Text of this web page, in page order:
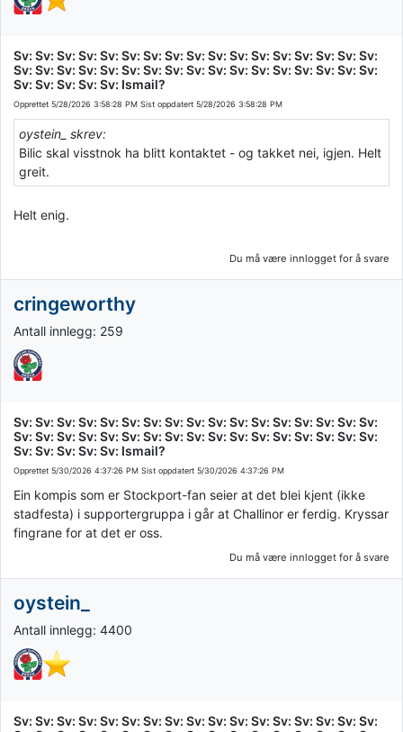
Sv: Sv: Sv: Sv: Sv: Sv: Sv: Sv: Sv: Sv: Sv: Sv: Sv: Sv: Sv: Sv: Sv:
Sv: Sv: Sv: Sv: Sv: Sv: Sv: Sv: Sv: Sv: Sv: Sv: Sv: Sv: Sv: Sv: Sv:
Sv: Sv: Sv: Sv: Sv: Ismail?
Opprettet 5/28/2026 3:58:28 PM Sist oppdatert 5/28/2026 3:58:28 PM
oystein_ skrev:
Bilic skal visstnok ha blitt kontaktet - og takket nei, igjen. Helt
greit.
Helt enig.
Du må være innlogget for å svare
cringeworthy
Antall innlegg: 259
Sv: Sv: Sv: Sv: Sv: Sv: Sv: Sv: Sv: Sv: Sv: Sv: Sv: Sv: Sv: Sv: Sv:
Sv: Sv: Sv: Sv: Sv: Sv: Sv: Sv: Sv: Sv: Sv: Sv: Sv: Sv: Sv: Sv: Sv:
Sv: Sv: Sv: Sv: Sv: Ismail?
Opprettet 5/30/2026 4:37:26 PM Sist oppdatert 5/30/2026 4:37:26 PM
Ein kompis som er Stockport-fan seier at det blei kjent (ikke
stadfesta) i supportergruppa i går at Challinor er ferdig. Kryssar
fingrane for at det er oss.
Du må være innlogget for å svare
oystein_
Antall innlegg: 4400
Sv: Sv: Sv: Sv: Sv: Sv: Sv: Sv: Sv: Sv: Sv: Sv: Sv: Sv: Sv: Sv: Sv: